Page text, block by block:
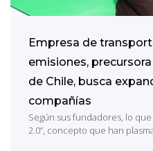
Empresa de
emisiones,
de Chile, busca
compañías
Según sus fundadores, lo
2.0”, concepto que han